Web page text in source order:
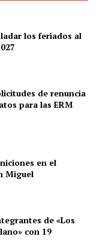
los feriados al
de renuncia
para las ERM
en el
Miguel
de «Los
con 19